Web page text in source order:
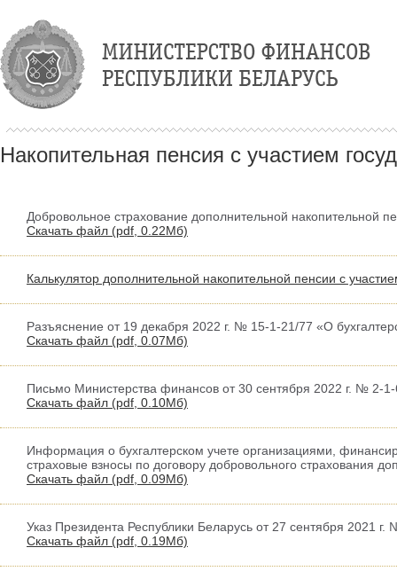
Накопительная пенсия с участием
Добровольное страхование дополнительной накопительной
Скачать файл (pdf, 0.22Мб)
Калькулятор дополнительной накопительной пенсии с
Разъяснение от 19 декабря 2022 г. № 15-1-21/77 «О
Скачать файл (pdf, 0.07Мб)
Письмо Министерства финансов от 30 сентября 2022 г. № 2-
Скачать файл (pdf, 0.10Мб)
Информация о бухгалтерском учете организациями,
страховые взносы по договору добровольного страхования
Скачать файл (pdf, 0.09Мб)
Указ Президента Республики Беларусь от 27 сентября 2021
Скачать файл (pdf, 0.19Мб)